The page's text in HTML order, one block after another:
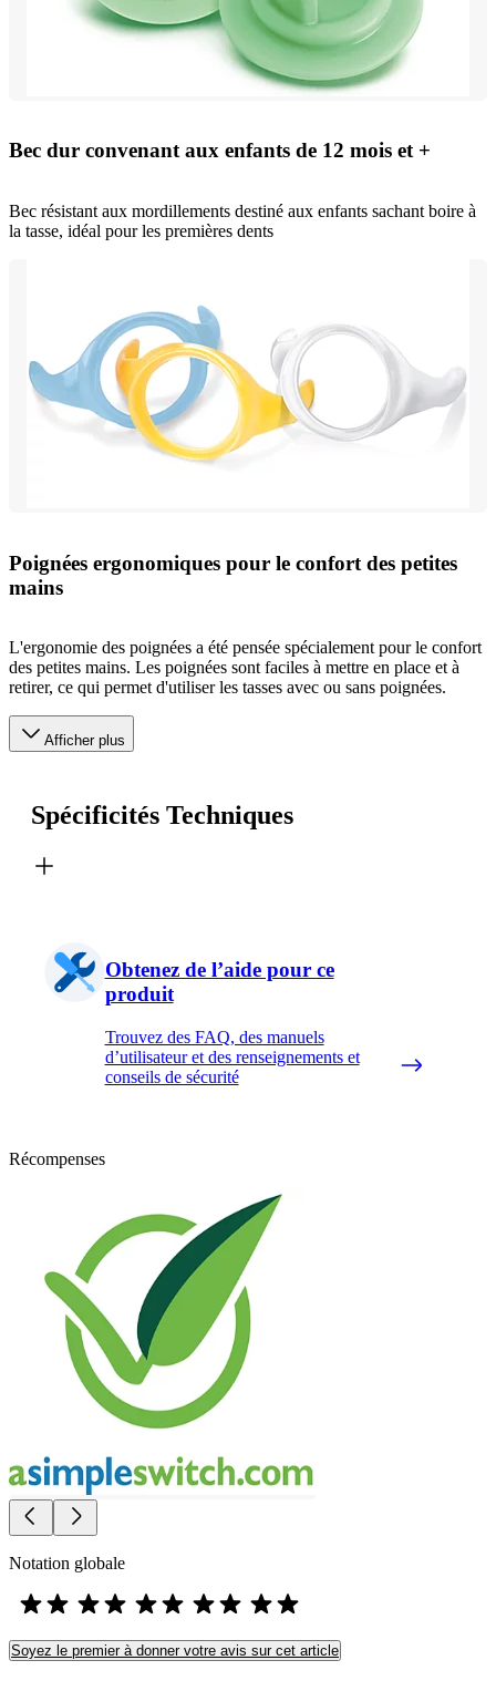
Bec dur convenant aux enfants de 12 mois et +
Bec résistant aux mordillements destiné aux enfants sachant boire à
la tasse, idéal pour les premières dents
Poignées ergonomiques pour le confort des petites
mains
L'ergonomie des poignées a été pensée spécialement pour le confort
des petites mains. Les poignées sont faciles à mettre en place et à
retirer, ce qui permet d'utiliser les tasses avec ou sans poignées.
Afficher plus
Spécificités Techniques
Obtenez de l’aide pour ce
produit
Trouvez des FAQ, des manuels
d’utilisateur et des renseignements et
conseils de sécurité
Récompenses
Notation globale
Soyez le premier à donner votre avis sur cet article